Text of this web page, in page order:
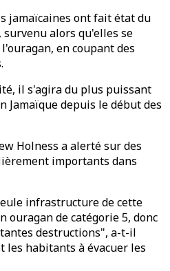
jamaïcaines ont fait état du
survenu alors qu'elles se
en coupant des
il s'agira du plus puissant
Jamaïque depuis le début des
Holness a alerté sur des
importants dans
infrastructure de cette
ouragan de catégorie 5, donc
destructions", a-t-il
les habitants à évacuer les